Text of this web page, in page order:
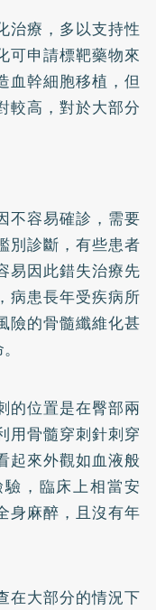
治療，多以支持性
可申請標靶藥物來
血幹細胞移植，但
較高，對於大部分
不容易確診，需要
別診斷，有些患者
易因此錯失治療先
病患長年受疾病所
險的骨髓纖維化甚
的位置是在臀部兩
用骨髓穿刺針刺穿
起來外觀如血液般
，臨床上相當安
身麻醉，且沒有年
在大部分的情況下